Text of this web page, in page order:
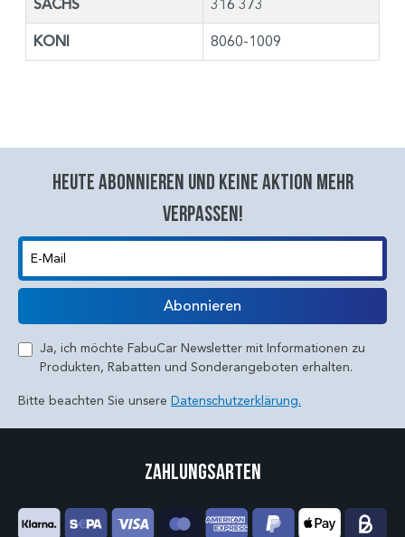
SACHS 316 373
KONI 8060-1009
Heute abonnieren und keine aktion mehr
verpassen!
E-Mail
Abonnieren
Ja, ich möchte FabuCar Newsletter mit Informationen zu
Produkten, Rabatten und Sonderangeboten erhalten.
Bitte beachten Sie unsere Datenschutzerklärung.
Zahlungsarten